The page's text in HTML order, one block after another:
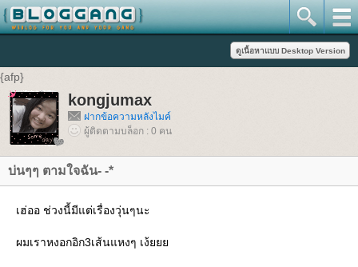
{afp}
kongjumax
ฝากข้อความหลังไมค์
ผู้ติดตามบล็อก : 0 คน
บ่นๆๆ ตามใจฉัน- -*
เฮ่ออ ช่วงนี้มีแต่เรื่องวุ่นๆนะ
ผมเราหงอกอิก3เส้นแหงๆ เง้ยยย